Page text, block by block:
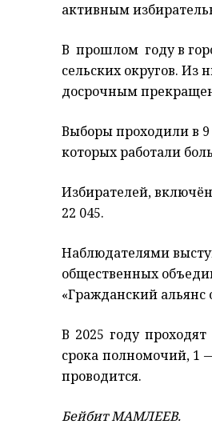
активным
В прошлом году в
сельских округов. Из
досрочным
Выборы проходили в 9
которых работали
Избирателей,
22 045.
Наблюдателями
общественных
«Гражданский альянс
В 2025 году
срока полномочий,
проводится.
Бейбит МАМЛЕЕВ.